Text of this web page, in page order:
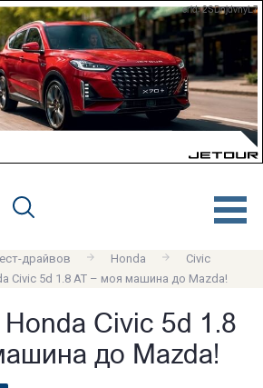
erid: 2SDnjdvnyL7
драйвов Honda
Civic
Civic 5d 1.8 AT – моя машина до Mazda!
Honda Civic 5d 1.8
до Mazda!